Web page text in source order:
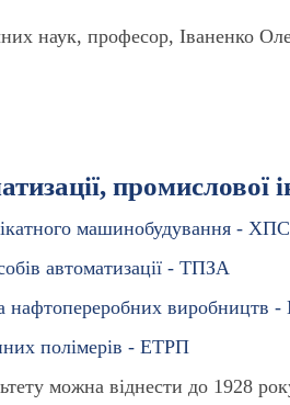
наук, професор,Іваненко
промислової
машинобудування -
автоматизації - ТПЗА
нафтопереробних
полімерів - ЕТРП
можна віднести до 1928